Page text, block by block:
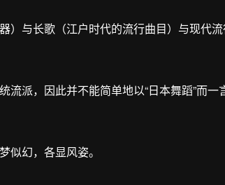
）与长歌（江户时代的流行曲目）与现代
派，因此并不能简单地以“日本舞蹈”而一
似幻，各显风姿。